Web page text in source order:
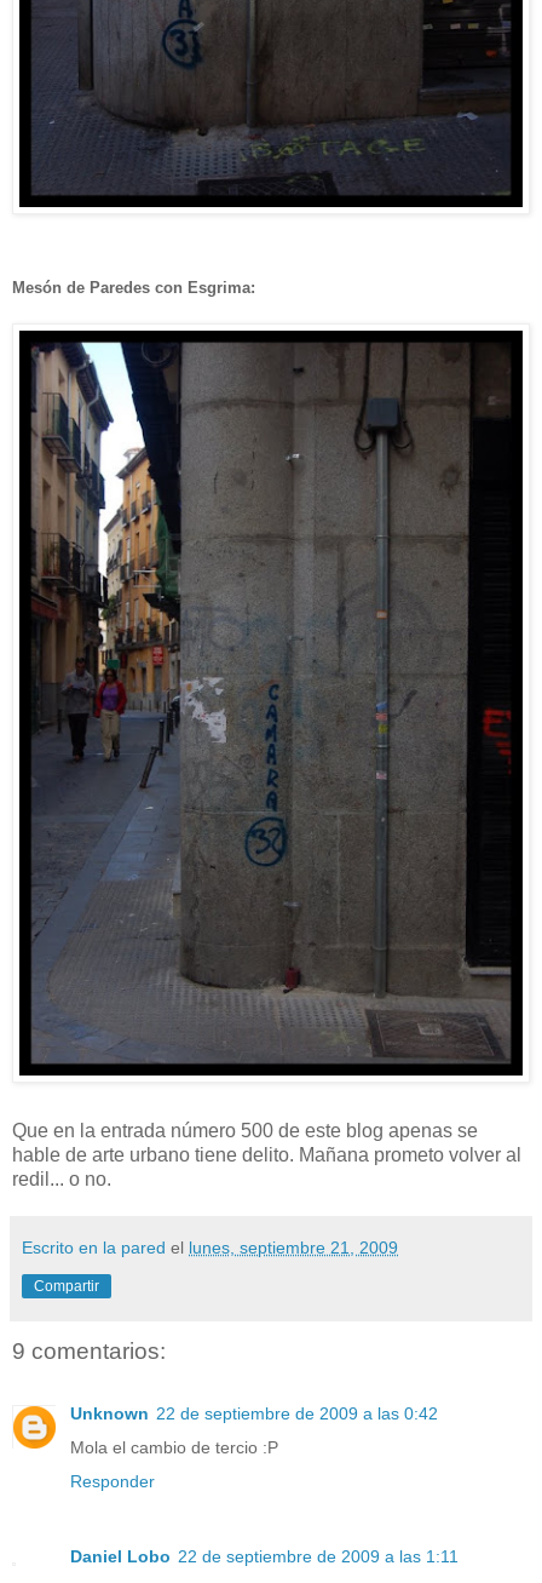
Mesón de Paredes con Esgrima:
Que en la entrada número 500 de este blog apenas se
hable de arte urbano tiene delito. Mañana prometo volver al
redil... o no.
Escrito en la pared el lunes, septiembre 21, 2009
Compartir
9 comentarios:
Unknown 22 de septiembre de 2009 a las 0:42
Mola el cambio de tercio :P
Responder
Daniel Lobo 22 de septiembre de 2009 a las 1:11